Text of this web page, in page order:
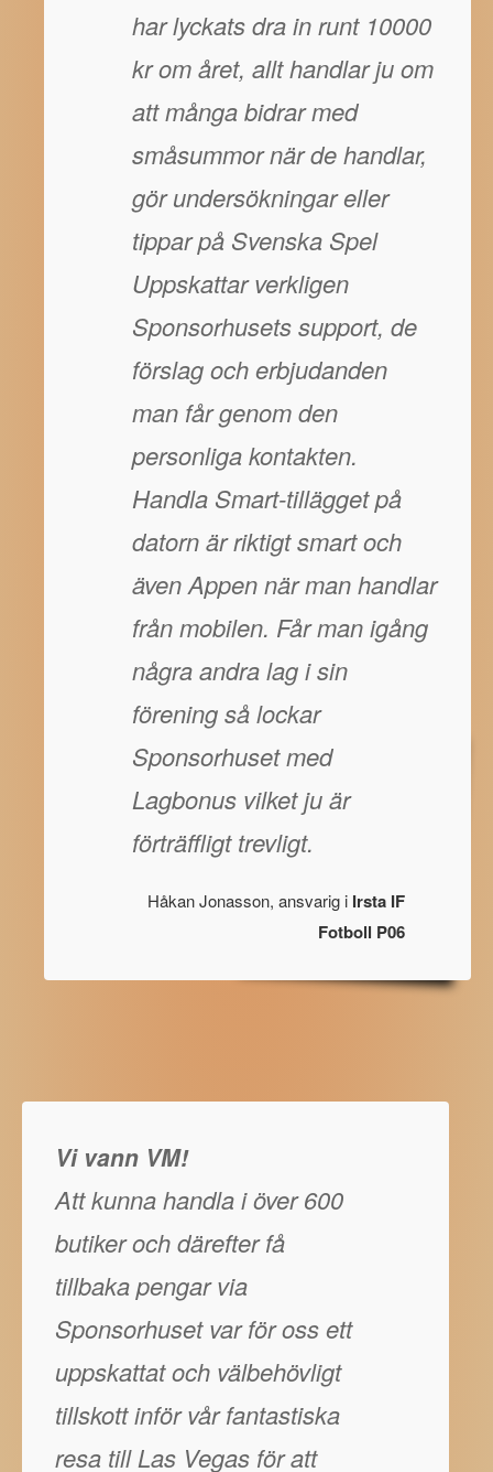
har lyckats dra in runt 10000
kr om året, allt handlar ju om
att många bidrar med
småsummor när de handlar,
gör undersökningar eller
tippar på Svenska Spel
Uppskattar verkligen
Sponsorhusets support, de
förslag och erbjudanden
man får genom den
personliga kontakten.
Handla Smart-tillägget på
datorn är riktigt smart och
även Appen när man handlar
från mobilen. Får man igång
några andra lag i sin
förening så lockar
Sponsorhuset med
Lagbonus vilket ju är
förträffligt trevligt.
Håkan Jonasson, ansvarig i Irsta IF
Fotboll P06
Vi vann VM!
Att kunna handla i över 600
butiker och därefter få
tillbaka pengar via
Sponsorhuset var för oss ett
uppskattat och välbehövligt
tillskott inför vår fantastiska
resa till Las Vegas för att